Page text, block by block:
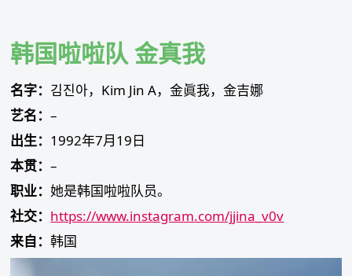
content
韩国啦啦队 金真我
名字： 김진아，Kim Jin A，金眞我，金吉娜
艺名：–
出生： 1992年7月19日
本贯：–
职业：她是韩国啦啦队员。
社交： https://www.instagram.com/jjina_v0v
来自：韩国